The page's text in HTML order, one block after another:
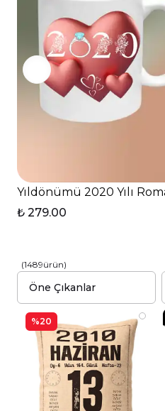
Yıldönümü 2020 Yılı
₺ 279.00
(1489ürün)
%20